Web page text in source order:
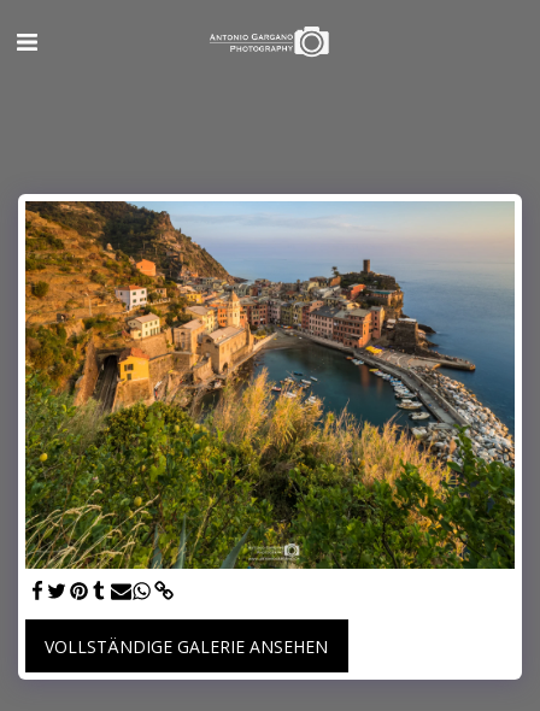
VOLLSTÄNDIGE GALERIE ANSEHEN